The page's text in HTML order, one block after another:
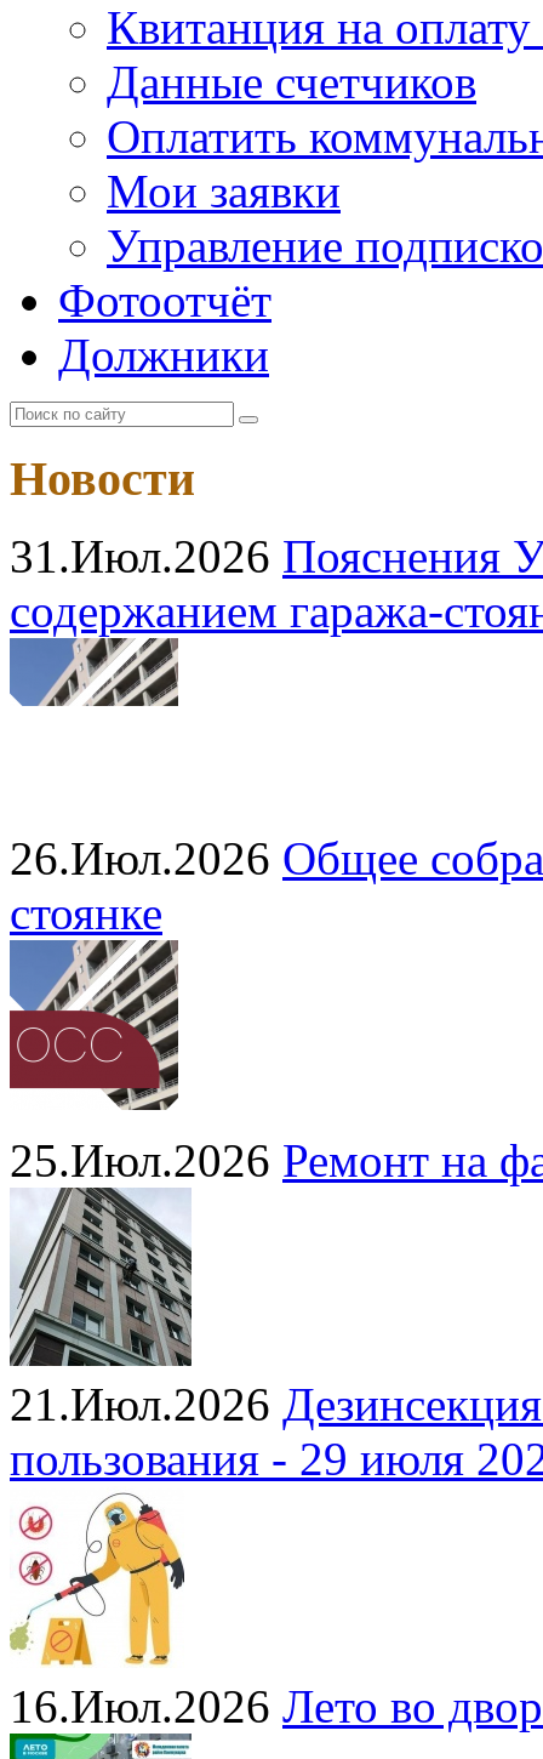
Квитанция на
Данные счетчиков
Оплатить
Мои заявки
Управление
Фотоотчёт
Должники
Новости
31.Июл.2026 Пояснения
содержанием
26.Июл.2026 Общее
стоянке
25.Июл.2026 Ремонт на
21.Июл.2026
пользования - 29 июля
16.Июл.2026 Лето во